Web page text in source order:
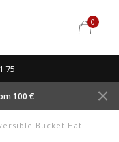
0
75
100 €
Bucket Hat